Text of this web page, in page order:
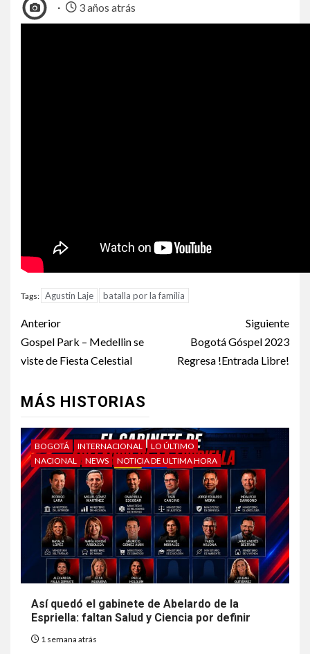
3 años atrás
Tags: Agustin Laje batalla por la familia
Anterior
Gospel Park – Medellin se
viste de Fiesta Celestial
Siguiente
Bogotá Góspel 2023
Regresa !Entrada Libre!
MÁS HISTORIAS
BOGOTÁ INTERNACIONAL
LO ÚLTIMO
NACIONAL
NEWS NOTICIA DE ULTIMA HORA
Así quedó el gabinete de Abelardo de la
Espriella: faltan Salud y Ciencia por definir
1 semana atrás